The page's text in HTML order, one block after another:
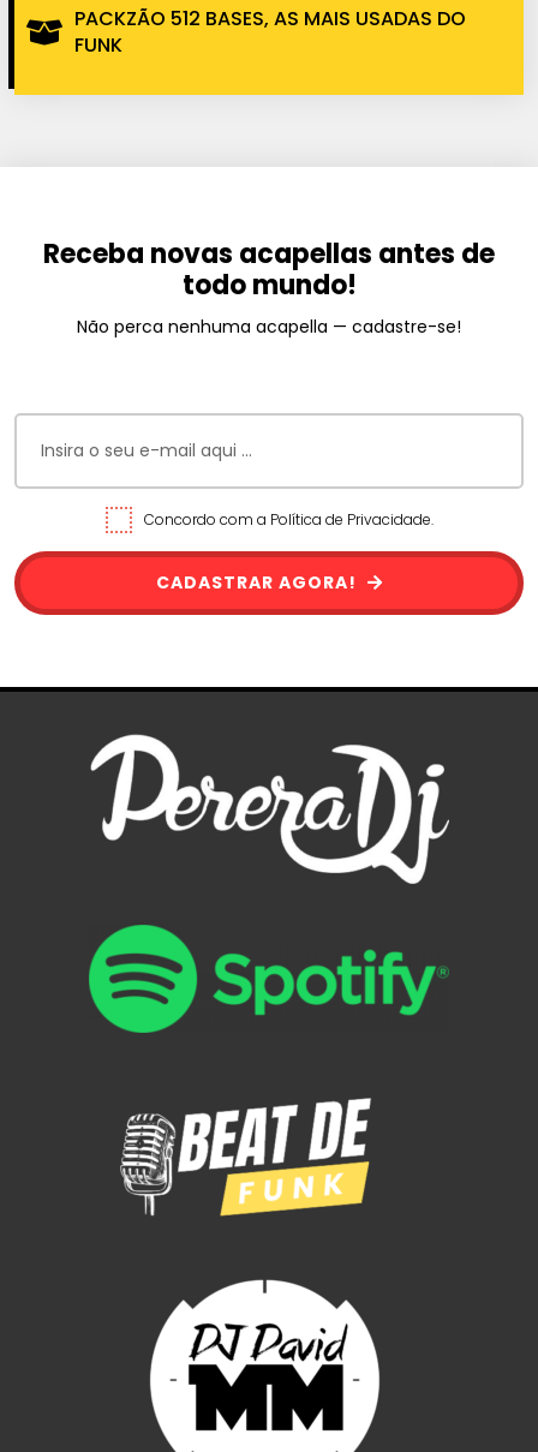
PACKZÃO 512 BASES, AS MAIS USADAS DO
FUNK
Receba novas acapellas antes de
todo mundo!
Não perca nenhuma acapella — cadastre-se!
Concordo com a Política de Privacidade.
CADASTRAR AGORA!